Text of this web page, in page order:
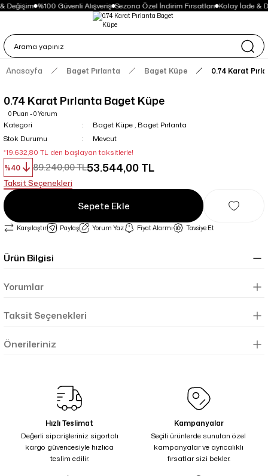
Değişim %100 Güvenli Alışveriş Sezona Özel İndirim Fırsatları Kolay İade &
Anasayfa Baget Pırlanta Baget Küpe 0.74 Karat
0.74 Karat Pırlanta Baget Küpe
0 Puan - 0 Yorum
Kategori Baget Küpe, Baget Pırlanta
Stok Durumu
Mevcut
*19.632,80 TL den başlayan taksitlerle!
%40
89.240,00 TL53.544,00 TL
Taksit Seçenekleri
Sepete Ekle
Karşılaştır Paylaş Yorum Yaz Fiyat Alarmı Tavsiye Et
Ürün Bilgisi
Yorumlar
Taksit Seçenekleri
Önerileriniz
Hızlı Teslimat
Değerli siparişleriniz sigortalı
kargo güvencesiyle hızlıca
teslim edilir.
Kampanyalar
Seçili ürünlerde sunulan özel
kampanyalar ve ayrıcalıklı
fırsatlar sizi bekler.